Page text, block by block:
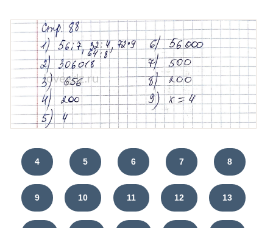
4 5 6 7 8
9 10 11 12 13